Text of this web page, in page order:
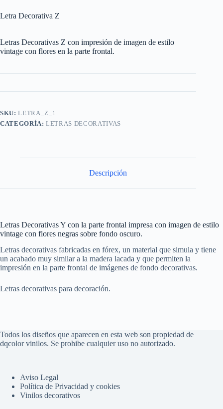
Letra Decorativa Z
Letras Decorativas Z con impresión de imagen de estilo
vintage con flores en la parte frontal.
SKU:LETRA_Z_1
CATEGORÍA:LETRAS DECORATIVAS
Descripción
Letras Decorativas Y con la parte frontal impresa con imagen de estilo
vintage con flores negras sobre fondo oscuro.
Letras decorativas fabricadas en fórex, un material que simula y tiene
un acabado muy similar a la madera lacada y que permiten la
impresión en la parte frontal de imágenes de fondo decorativas.
Letras decorativas para decoración.
Todos los diseños que aparecen en esta web son propiedad de
dqcolor vinilos. Se prohibe cualquier uso no autorizado.
Aviso Legal
Política de Privacidad y cookies
Vinilos decorativos